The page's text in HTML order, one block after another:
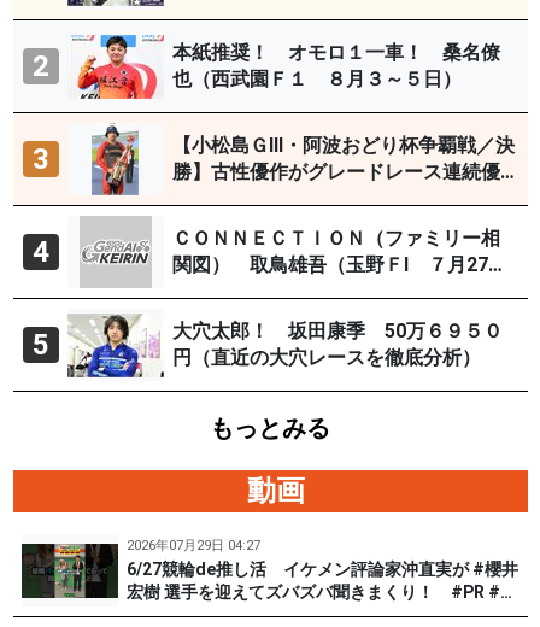
2
本紙推奨！ オモロ１一車！ 桑名僚
也（西武園Ｆ１ ８月３～５日）
3
【小松島ＧⅢ・阿波おどり杯争覇戦／決
勝】古性優作がグレードレース連続優
4
ＣＯＮＮＥＣＴＩＯＮ（ファミリー相
関図） 取鳥雄吾（玉野ＦⅠ ７月27～
5
大穴太郎！ 坂田康季 50万６９５０
円（直近の大穴レースを徹底分析）
もっとみる
動画
2026年07月29日 04:27
6/27競輪de推し活 イケメン評論家沖直実が #櫻井
宏樹 選手を迎えてズバズバ聞きまくり！ #PR #松
戸けいりん #和田健太郎